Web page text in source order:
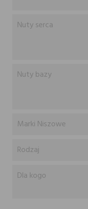
Nuty serca
Nuty bazy
Marki Niszowe
Rodzaj
Dla kogo